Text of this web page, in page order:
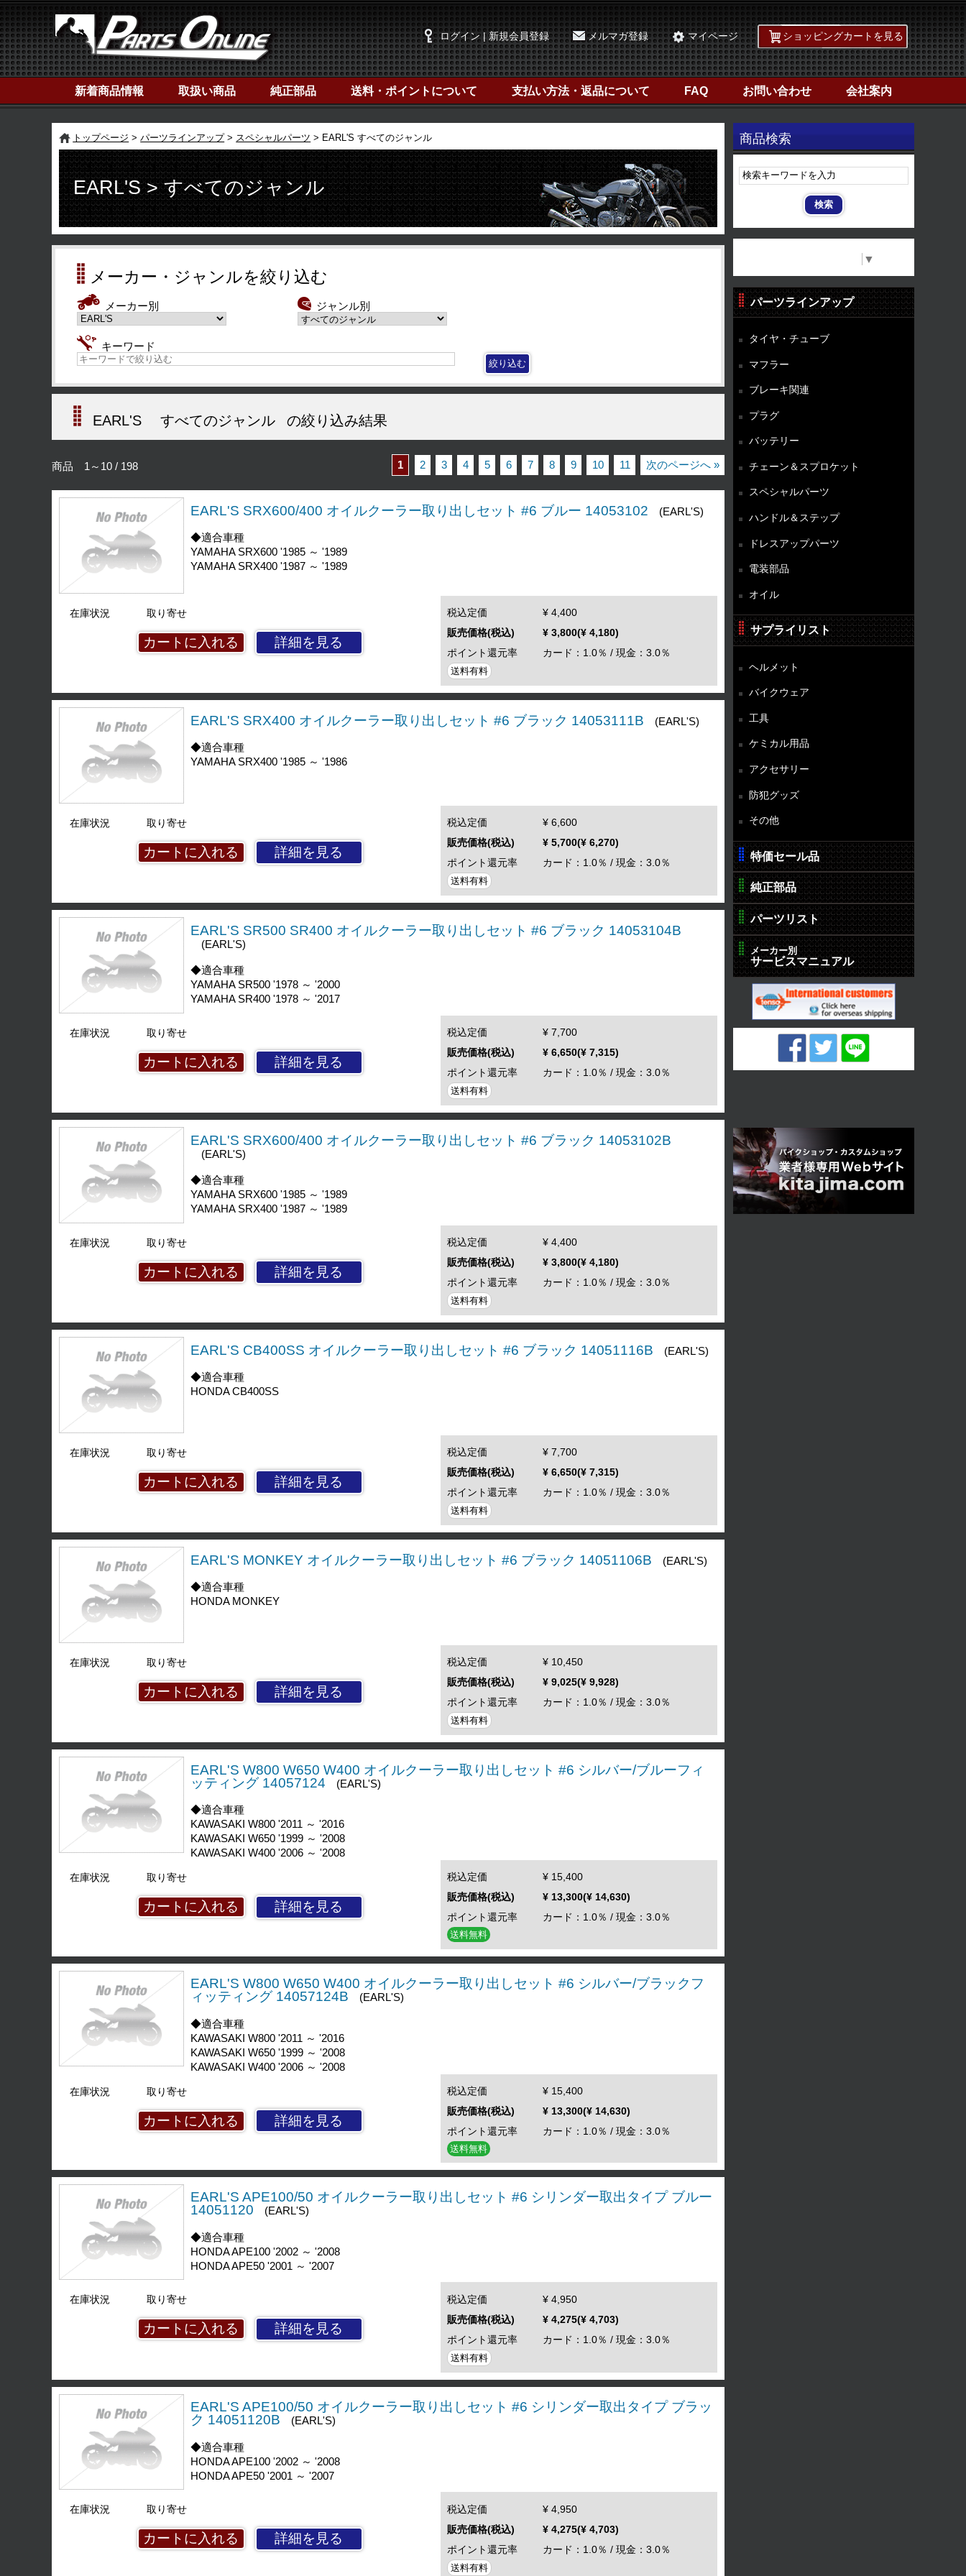
ログイン | 新規会員登録 メルマガ登録 マイページ ショッピングカートを見る
新着商品情報 取扱い商品 純正部品 送料・ポイントについて 支払い方法・返品について FAQ お問い合わせ 会社案内
商品検索
▼
トップページ パーツラインアップ スペシャルパーツ EARL'S すべてのジャンル
EARL'S > すべてのジャンル
メーカー・ジャンルを絞り込む
メーカー別 ジャンル別
キーワード
EARL'S すべてのジャンル の絞り込み結果
商品 1～10 / 198 1 2 3 4 5 6 7 8 9 10 11 次のページへ »
EARL'S SRX600/400 オイルクーラー取り出しセット #6 ブルー 14053102 (EARL'S)
◆適合車種
YAMAHA SRX600 '1985 ～ '1989
YAMAHA SRX400 '1987 ～ '1989
在庫状況 取り寄せ
詳細を見る
税込定価
¥ 4,400
販売価格(税込)
¥ 3,800(¥ 4,180)
ポイント還元率
カード：1.0％ / 現金：3.0％
送料有料
EARL'S SRX400 オイルクーラー取り出しセット #6 ブラック 14053111B (EARL'S)
◆適合車種
YAMAHA SRX400 '1985 ～ '1986
在庫状況 取り寄せ
詳細を見る
税込定価
¥ 6,600
販売価格(税込)
¥ 5,700(¥ 6,270)
ポイント還元率
カード：1.0％ / 現金：3.0％
送料有料
EARL'S SR500 SR400 オイルクーラー取り出しセット #6 ブラック 14053104B
(EARL'S)
◆適合車種
YAMAHA SR500 '1978 ～ '2000
YAMAHA SR400 '1978 ～ '2017
在庫状況 取り寄せ
詳細を見る
税込定価
¥ 7,700
販売価格(税込)
¥ 6,650(¥ 7,315)
ポイント還元率
カード：1.0％ / 現金：3.0％
送料有料
EARL'S SRX600/400 オイルクーラー取り出しセット #6 ブラック 14053102B
(EARL'S)
◆適合車種
YAMAHA SRX600 '1985 ～ '1989
YAMAHA SRX400 '1987 ～ '1989
在庫状況 取り寄せ
詳細を見る
税込定価
¥ 4,400
販売価格(税込)
¥ 3,800(¥ 4,180)
ポイント還元率
カード：1.0％ / 現金：3.0％
送料有料
EARL'S CB400SS オイルクーラー取り出しセット #6 ブラック 14051116B (EARL'S)
◆適合車種
HONDA CB400SS
在庫状況 取り寄せ
詳細を見る
税込定価
¥ 7,700
販売価格(税込)
¥ 6,650(¥ 7,315)
ポイント還元率
カード：1.0％ / 現金：3.0％
送料有料
EARL'S MONKEY オイルクーラー取り出しセット #6 ブラック 14051106B (EARL'S)
◆適合車種
HONDA MONKEY
在庫状況 取り寄せ
詳細を見る
税込定価
¥ 10,450
販売価格(税込)
¥ 9,025(¥ 9,928)
ポイント還元率
カード：1.0％ / 現金：3.0％
送料有料
EARL'S W800 W650 W400 オイルクーラー取り出しセット #6 シルバー/ブルーフィ
ッティング 14057124
(EARL'S)
◆適合車種
KAWASAKI W800 '2011 ～ '2016
KAWASAKI W650 '1999 ～ '2008
KAWASAKI W400 '2006 ～ '2008
在庫状況 取り寄せ
詳細を見る
税込定価
¥ 15,400
販売価格(税込)
¥ 13,300(¥ 14,630)
ポイント還元率
カード：1.0％ / 現金：3.0％
送料無料
EARL'S W800 W650 W400 オイルクーラー取り出しセット #6 シルバー/ブラックフ
ィッティング 14057124B
(EARL'S)
◆適合車種
KAWASAKI W800 '2011 ～ '2016
KAWASAKI W650 '1999 ～ '2008
KAWASAKI W400 '2006 ～ '2008
在庫状況 取り寄せ
詳細を見る
税込定価
¥ 15,400
販売価格(税込)
¥ 13,300(¥ 14,630)
ポイント還元率
カード：1.0％ / 現金：3.0％
送料無料
EARL'S APE100/50 オイルクーラー取り出しセット #6 シリンダー取出タイプ ブルー
14051120
(EARL'S)
◆適合車種
HONDA APE100 '2002 ～ '2008
HONDA APE50 '2001 ～ '2007
在庫状況 取り寄せ
詳細を見る
税込定価
¥ 4,950
販売価格(税込)
¥ 4,275(¥ 4,703)
ポイント還元率
カード：1.0％ / 現金：3.0％
送料有料
EARL'S APE100/50 オイルクーラー取り出しセット #6 シリンダー取出タイプ ブラッ
ク 14051120B
(EARL'S)
◆適合車種
HONDA APE100 '2002 ～ '2008
HONDA APE50 '2001 ～ '2007
在庫状況 取り寄せ
詳細を見る
税込定価
¥ 4,950
販売価格(税込)
¥ 4,275(¥ 4,703)
ポイント還元率
カード：1.0％ / 現金：3.0％
送料有料
パーツラインアップ
タイヤ・チューブ
マフラー
ブレーキ関連
プラグ
バッテリー
チェーン＆スプロケット
スペシャルパーツ
ハンドル＆ステップ
ドレスアップパーツ
電装部品
オイル
サプライリスト
ヘルメット
バイクウェア
工具
ケミカル用品
アクセサリー
防犯グッズ
その他
特価セール品
純正部品
パーツリスト
メーカー別
サービスマニュアル